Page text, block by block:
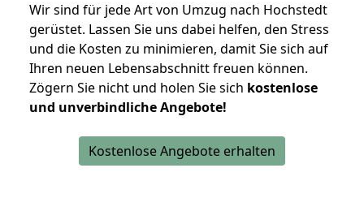
Wir sind für jede Art von Umzug nach Hochstedt
gerüstet. Lassen Sie uns dabei helfen, den Stress
und die Kosten zu minimieren, damit Sie sich auf
Ihren neuen Lebensabschnitt freuen können.
Zögern Sie nicht und holen Sie sich kostenlose
und unverbindliche Angebote!
Kostenlose Angebote erhalten